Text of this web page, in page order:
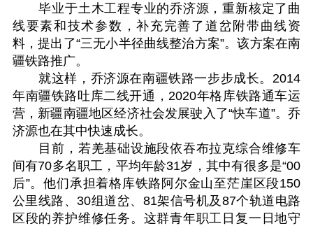
毕业于土木工程专业的乔济源，重新核定了曲
线要素和技术参数，补充完善了道岔附带曲线资
料，提出了“三无小半径曲线整治方案”。该方案在南
疆铁路推广。
就这样，乔济源在南疆铁路一步步成长。2014
年南疆铁路吐库二线开通，2020年格库铁路通车运
营，新疆南疆地区经济社会发展驶入了“快车道”。乔
济源也在其中快速成长。
目前，若羌基础设施段依吞布拉克综合维修车
间有70多名职工，平均年龄31岁，其中有很多是“00
后”。他们承担着格库铁路阿尔金山至茫崖区段150
公里线路、30组道岔、81架信号机及87个轨道电路
区段的养护维修任务。这群青年职工日复一日地守